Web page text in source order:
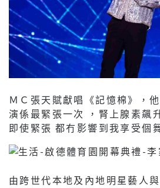
ＭＣ張天賦獻唱《記憶棉》，
演係最緊張一次 ，腎上腺素飆
即使緊張 都冇影響到我享受個
由跨世代本地及內地明星藝人